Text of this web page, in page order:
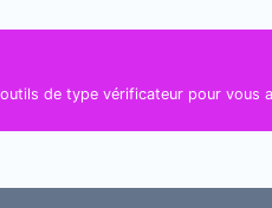
de type vérificateur pour